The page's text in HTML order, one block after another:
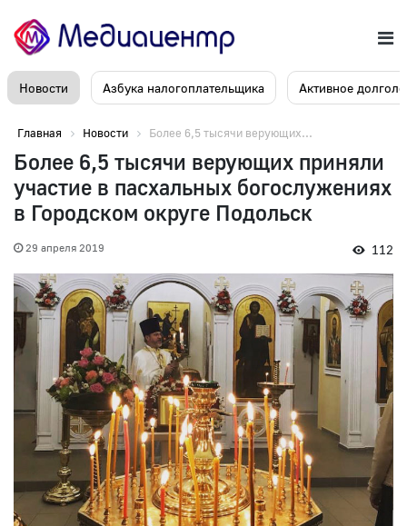
Новости Азбука налогоплательщика Активное
Главная Новости Более 6,5 тысячи верующих...
Более 6,5 тысячи верующих приняли
участие в пасхальных богослужениях
в Городском округе Подольск
29 апреля 2019 112